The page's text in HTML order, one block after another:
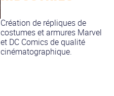
Création de répliques de
costumes et armures Marvel
et DC Comics de qualité
cinématographique.